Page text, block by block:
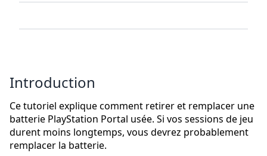
Introduction
Ce tutoriel explique comment retirer et remplacer une
batterie PlayStation Portal usée. Si vos sessions de jeu
durent moins longtemps, vous devrez probablement
remplacer la batterie.